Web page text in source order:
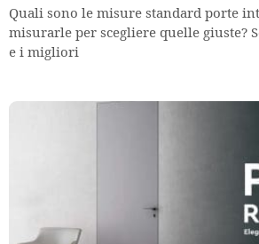
Quali sono le misure standard porte
misurarle per scegliere quelle giuste?
e i migliori